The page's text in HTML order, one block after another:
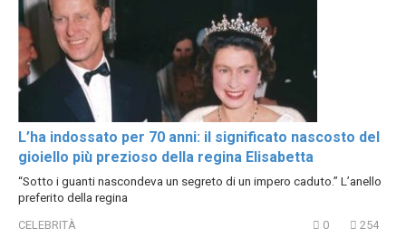
L’ha indossato per 70 anni: il significato nascosto del
gioiello più prezioso della regina Elisabetta
“Sotto i guanti nascondeva un segreto di un impero caduto.” L’anello
preferito della regina
CELEBRITÀ 0 254